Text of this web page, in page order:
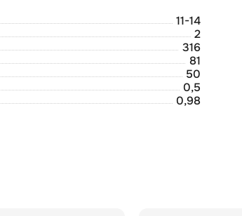
11-14
2
316
81
50
0,5
0,98